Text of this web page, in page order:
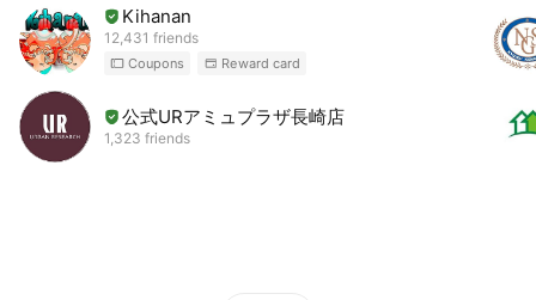
Kihanan
12,431 friends
Coupons Reward card
公式URアミュプラザ長崎店
1,323 friends